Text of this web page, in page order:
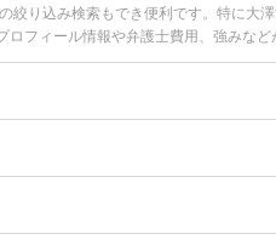
り込み検索もでき便利です。特に大
フィール情報や弁護士費用、強みな
続のトラブル解決の実績豊富な近く
さんにおすすめです。